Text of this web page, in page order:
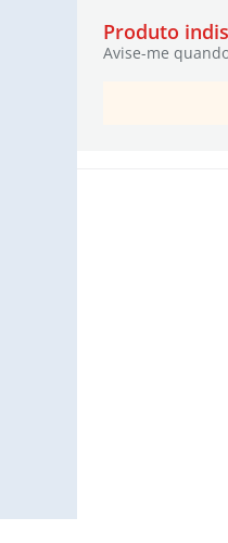
Produto
Avise-me